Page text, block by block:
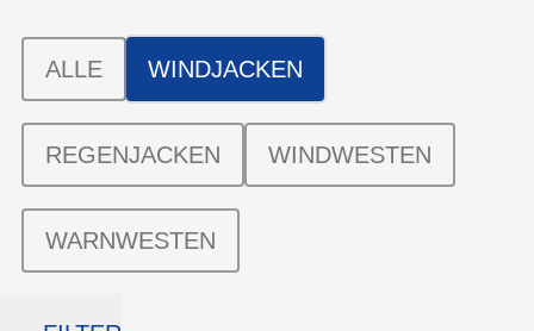
ALLE WINDJACKEN
REGENJACKEN WINDWESTEN
WARNWESTEN